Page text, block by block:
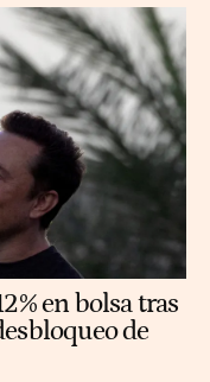
en bolsa tras
de